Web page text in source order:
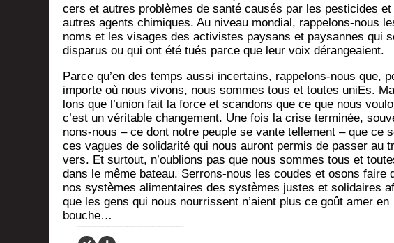
cers et autres pro­blèmes de san­té cau­sés par les pes­ti­cides et
autres agents chi­miques. Au niveau mon­dial, rap­pe­lons-nous
noms et les visages des acti­vistes pay­sans et pay­sannes qui
dis­pa­rus ou qui ont été tués parce que leur voix dérangeaient.
Parce qu’en des temps aus­si incer­tains, rap­pe­lons-nous que,
importe où nous vivons, nous sommes tous et toutes uniEs.
lons que l’union fait la force et scan­dons que ce que nous
c’est un véri­table chan­ge­ment. Une fois la crise ter­mi­née,
nons-nous – ce dont notre peuple se vante tel­le­ment – que ce
ces vagues de soli­da­ri­té qui nous auront per­mis de pas­ser au
vers. Et sur­tout, n’oublions pas que nous sommes tous et
dans le même bateau. Ser­rons-nous les coudes et osons faire
nos sys­tèmes ali­men­taires des sys­tèmes justes et soli­daires
que les gens qui nous nour­rissent n’aient plus ce goût amer en
bouche…